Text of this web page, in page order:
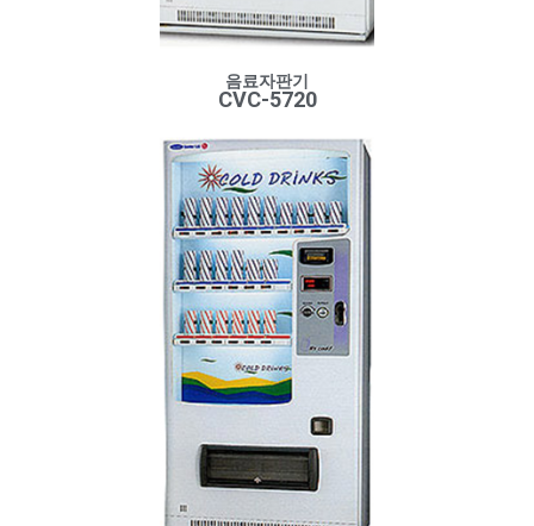
음료자판기
CVC-5720